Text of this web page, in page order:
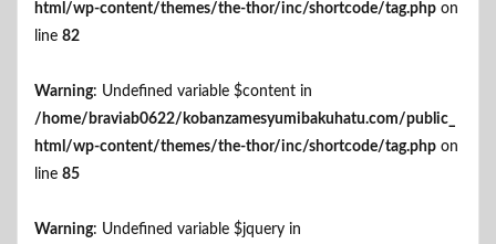
html/wp-content/themes/the-thor/inc/shortcode/tag.php on
line 82
Warning: Undefined variable $content in
/home/braviab0622/kobanzamesyumibakuhatu.com/public_
html/wp-content/themes/the-thor/inc/shortcode/tag.php on
line 85
Warning: Undefined variable $jquery in